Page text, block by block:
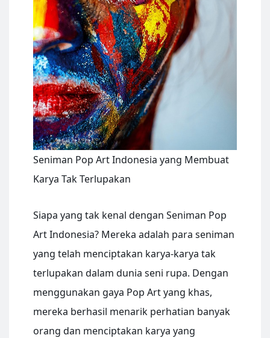
Seniman Pop Art Indonesia yang Membuat
Karya Tak Terlupakan
Siapa yang tak kenal dengan Seniman Pop
Art Indonesia? Mereka adalah para seniman
yang telah menciptakan karya-karya tak
terlupakan dalam dunia seni rupa. Dengan
menggunakan gaya Pop Art yang khas,
mereka berhasil menarik perhatian banyak
orang dan menciptakan karya yang